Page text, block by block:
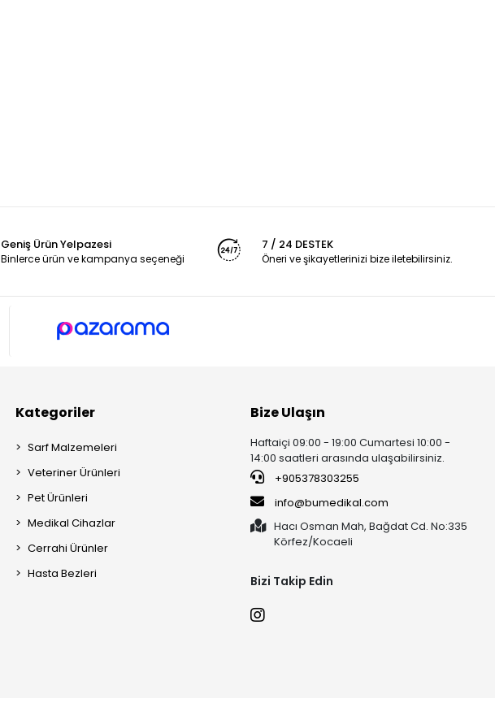
Geniş Ürün Yelpazesi
Binlerce ürün ve kampanya seçeneği
7 / 24 DESTEK
Öneri ve şikayetlerinizi bize iletebilirsiniz.
Kategoriler
Sarf Malzemeleri
Veteriner Ürünleri
Pet Ürünleri
Medikal Cihazlar
Cerrahi Ürünler
Hasta Bezleri
Bize Ulaşın
Haftaiçi 09:00 - 19:00 Cumartesi 10:00 -
14:00 saatleri arasında ulaşabilirsiniz.
+905378303255
info@bumedikal.com
Hacı Osman Mah, Bağdat Cd. No:335
Körfez/Kocaeli
Bizi Takip Edin